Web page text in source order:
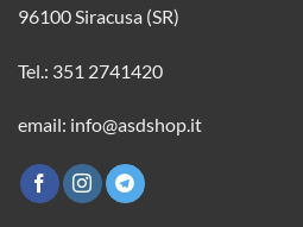
96100 Siracusa (SR)
Tel.: 351 2741420
email: info@asdshop.it